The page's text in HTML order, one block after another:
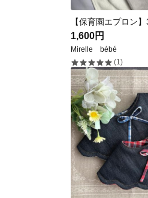
1,600円
Mirelle bébé
(1)